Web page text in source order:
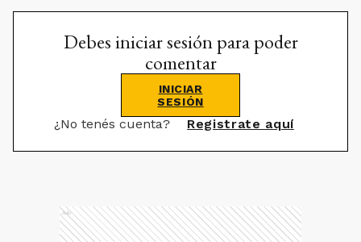
Debes iniciar sesión para poder
comentar
INICIAR
SESIÓN
¿No tenés cuenta? Registrate aquí
Ads